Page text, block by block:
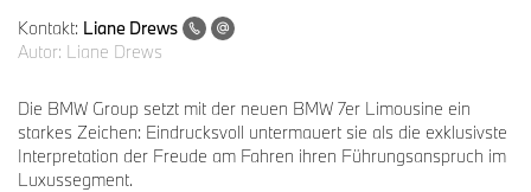
Kontakt: Liane Drews
Autor: Liane Drews
Die BMW Group setzt mit der neuen BMW 7er Limousine ein
starkes Zeichen: Eindrucksvoll untermauert sie als die exklusivste
Interpretation der Freude am Fahren ihren Führungsanspruch im
Luxussegment.